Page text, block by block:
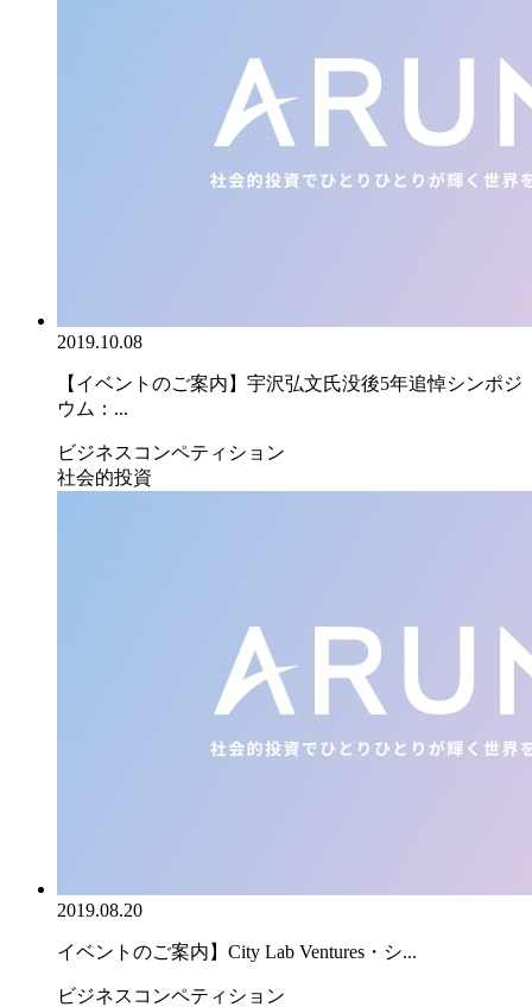
2019.10.08
【イベントのご案内】宇沢弘文氏没後5年追悼シンポジ
ウム：...
ビジネスコンペティション
社会的投資
2019.08.20
イベントのご案内】City Lab Ventures・シ...
ビジネスコンペティション